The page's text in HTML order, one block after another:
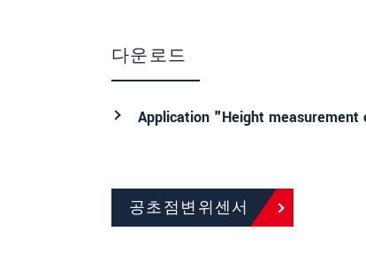
다운로드
Application "Height
공초점변위센서